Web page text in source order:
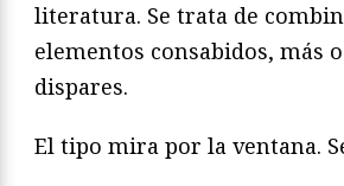
literatura. Se trata de
elementos consabidos, más
dispares.
El tipo mira por la ventana.